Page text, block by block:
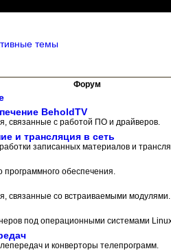
темы
Форум
BeholdTV
связанные с работой ПО и драйверов.
и трансляция в сеть
записанных материалов и
программного обеспечения.
связанные со встраиваемыми модулями.
под операционными системами
и конверторы телепрограмм.